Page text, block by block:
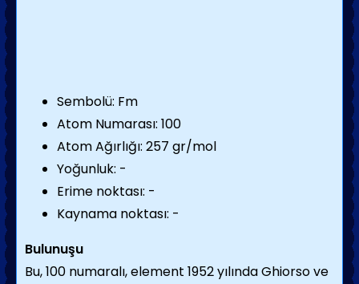
Sembolü: Fm
Atom Numarası: 100
Atom Ağırlığı: 257 gr/mol
Yoğunluk: -
Erime noktası: -
Kaynama noktası: -
Bulunuşu
Bu, 100 numaralı, element 1952 yılında Ghiorso ve